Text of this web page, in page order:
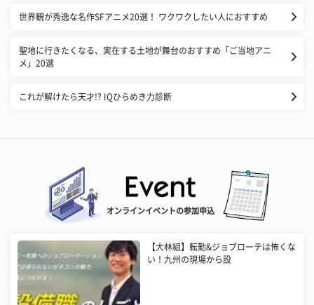
世界観が秀逸な名作SFアニメ20選！ ワクワクしたい人におすすめ
聖地に行きたくなる、実在する土地が舞台のおすすめ「ご当地アニ
メ」20選
これが解けたら天才!? IQひらめき力診断
オンラインイベントの参加申込
【大林組】転勤&ジョブローテは怖くな
い！九州の現場から設